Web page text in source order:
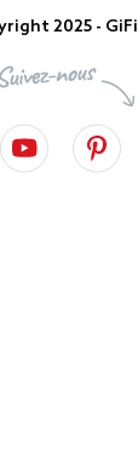
2025 - GiFi